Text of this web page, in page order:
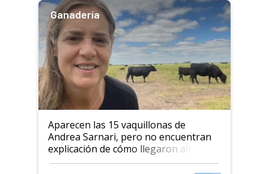
Ganadería
Aparecen las 15 vaquillonas de
Andrea Sarnari, pero no encuentran
explicación de cómo llegaron allí